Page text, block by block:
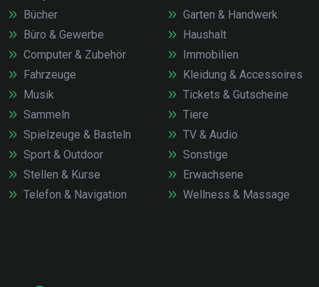
Bücher
Büro & Gewerbe
Computer & Zubehör
Fahrzeuge
Garten & Handwerk
Haushalt
Immobilien
Kleidung & Accessoires
Musik
Sammeln
Spielzeuge & Basteln
Sport & Outdoor
Stellen & Kurse
Telefon & Navigation
Tickets & Gutscheine
Tiere
TV & Audio
Sonstige
Erwachsene
Wellness & Massage